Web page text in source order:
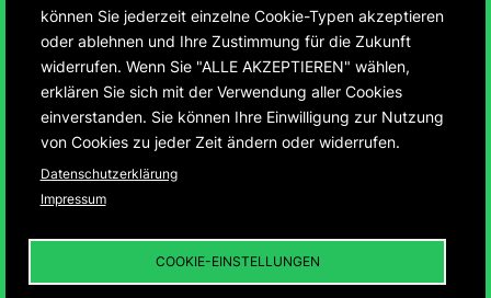
Entwicklung der ersten deutsch-französischen
Städtepartnerschaft von 1950 – 2025
DIE „INFRASTRUKTUR
können Sie jederzeit einzelne Cookie-Typen akzeptieren
oder ablehnen und Ihre Zustimmung für die Zukunft
widerrufen. Wenn Sie "ALLE AKZEPTIEREN" wählen,
erklären Sie sich mit der Verwendung aller Cookies
einverstanden. Sie können Ihre Einwilligung zur Nutzung
von Cookies zu jeder Zeit ändern oder widerrufen.
Datenschutzerklärung
Impressum
COOKIE-EINSTELLUNGEN